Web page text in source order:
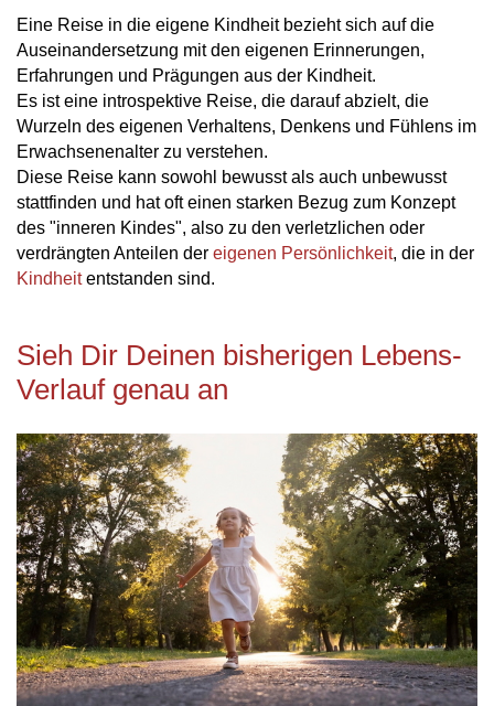
Eine Reise in die eigene Kindheit bezieht sich auf die
Auseinandersetzung mit den eigenen Erinnerungen,
Erfahrungen und Prägungen aus der Kindheit.
Es ist eine introspektive Reise, die darauf abzielt, die
Wurzeln des eigenen Verhaltens, Denkens und Fühlens im
Erwachsenenalter zu verstehen.
Diese Reise kann sowohl bewusst als auch unbewusst
stattfinden und hat oft einen starken Bezug zum Konzept
des "inneren Kindes", also zu den verletzlichen oder
verdrängten Anteilen der eigenen Persönlichkeit, die in der
Kindheitentstanden sind.
Sieh Dir Deinen bisherigen Lebens-
Verlauf genau an